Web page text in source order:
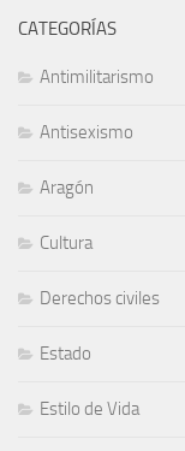
CATEGORÍAS
Antimilitarismo
Antisexismo
Aragón
Cultura
Derechos civiles
Estado
Estilo de Vida